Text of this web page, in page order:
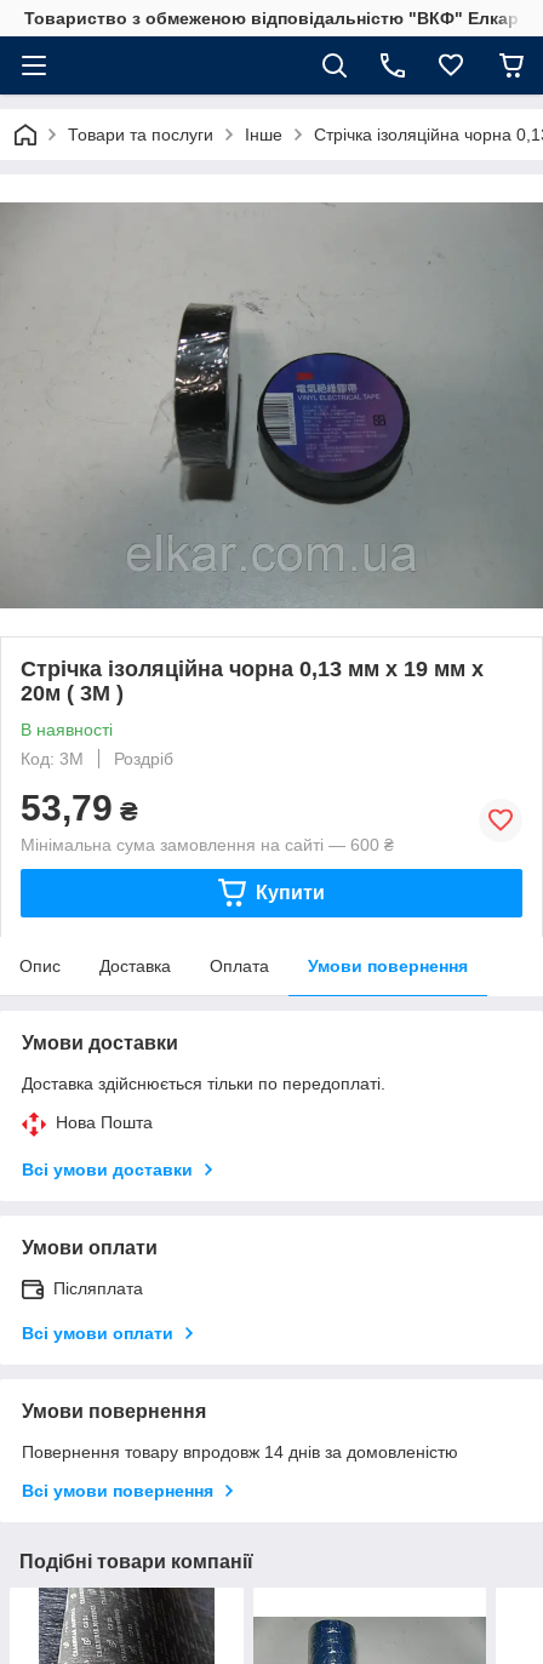
Товариство з обмеженою відповідальністю "ВКФ" Елкар"
Товари та послуги Інше Стрічка ізоляційна чорна
Стрічка ізоляційна чорна 0,13 мм x 19 мм х
20м ( 3М )
В наявності
Код: 3М
Роздріб
53,79 ₴
Мінімальна сума замовлення на сайті — 600 ₴
Купити
Опис Доставка Оплата Умови повернення
Умови доставки
Доставка здійснюється тільки по передоплаті.
Нова Пошта
Всі умови доставки
Умови оплати
Післяплата
Всі умови оплати
Умови повернення
Повернення товару впродовж 14 днів за домовленістю
Всі умови повернення
Подібні товари компанії